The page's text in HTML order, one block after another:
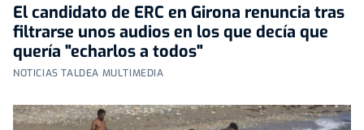
El candidato de ERC en Girona renuncia tras
filtrarse unos audios en los que decía que
quería "echarlos a todos"
NOTICIAS TALDEA MULTIMEDIA